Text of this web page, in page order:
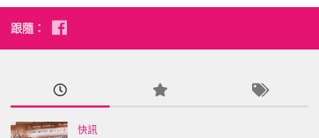
跟隨：
快訊